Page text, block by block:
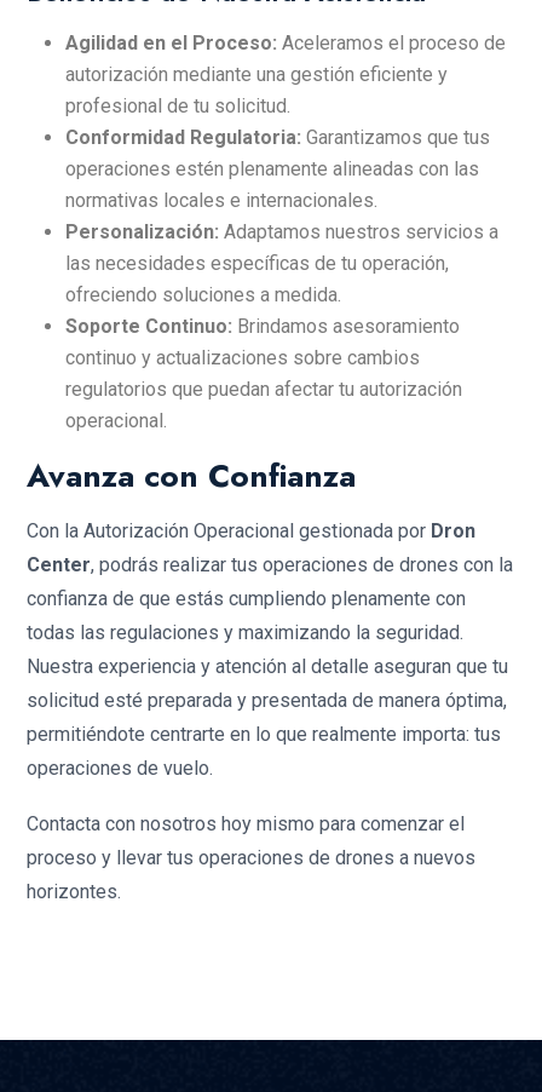
Agilidad en el Proceso: Aceleramos el proceso de
autorización mediante una gestión eficiente y
profesional de tu solicitud.
Conformidad Regulatoria: Garantizamos que tus
operaciones estén plenamente alineadas con las
normativas locales e internacionales.
Personalización: Adaptamos nuestros servicios a
las necesidades específicas de tu operación,
ofreciendo soluciones a medida.
Soporte Continuo: Brindamos asesoramiento
continuo y actualizaciones sobre cambios
regulatorios que puedan afectar tu autorización
operacional.
Avanza con Confianza
Con la Autorización Operacional gestionada por Dron
Center, podrás realizar tus operaciones de drones con la
confianza de que estás cumpliendo plenamente con
todas las regulaciones y maximizando la seguridad.
Nuestra experiencia y atención al detalle aseguran que tu
solicitud esté preparada y presentada de manera óptima,
permitiéndote centrarte en lo que realmente importa: tus
operaciones de vuelo.
Contacta con nosotros hoy mismo para comenzar el
proceso y llevar tus operaciones de drones a nuevos
horizontes.